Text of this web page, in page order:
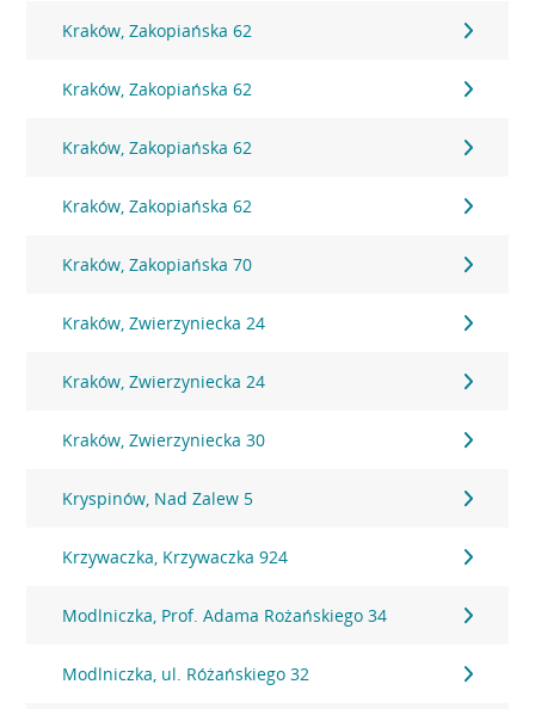
Kraków, Zakopiańska 62
Kraków, Zakopiańska 62
Kraków, Zakopiańska 62
Kraków, Zakopiańska 62
Kraków, Zakopiańska 70
Kraków, Zwierzyniecka 24
Kraków, Zwierzyniecka 24
Kraków, Zwierzyniecka 30
Kryspinów, Nad Zalew 5
Krzywaczka, Krzywaczka 924
Modlniczka, Prof. Adama Rożańskiego 34
Modlniczka, ul. Różańskiego 32